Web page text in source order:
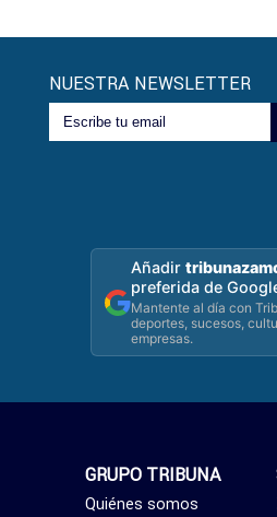
NUESTRA NEWSLETTER
Añadir
preferida de
Mantente al día con
deportes, sucesos,
empresas.
GRUPO TRIBUNA
Quiénes somos